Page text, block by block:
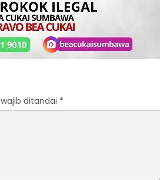
ditandai *